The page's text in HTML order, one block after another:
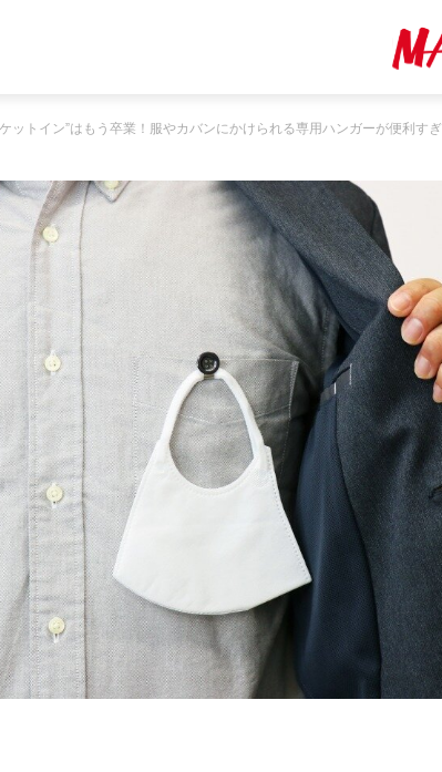
ットイン”はもう卒業！服やカバンにかけられる専用ハンガーが便利すぎ